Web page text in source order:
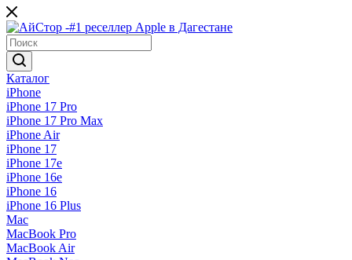
Каталог
iPhone
iPhone 17 Pro
iPhone 17 Pro Max
iPhone Air
iPhone 17
iPhone 17e
iPhone 16e
iPhone 16
iPhone 16 Plus
Mac
MacBook Pro
MacBook Air